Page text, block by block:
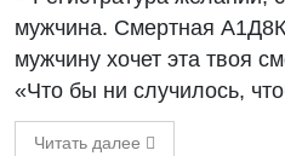
мужчина. Смертная
мужчину хочет эта твоя
«Что бы ни случилось,
Читать далее